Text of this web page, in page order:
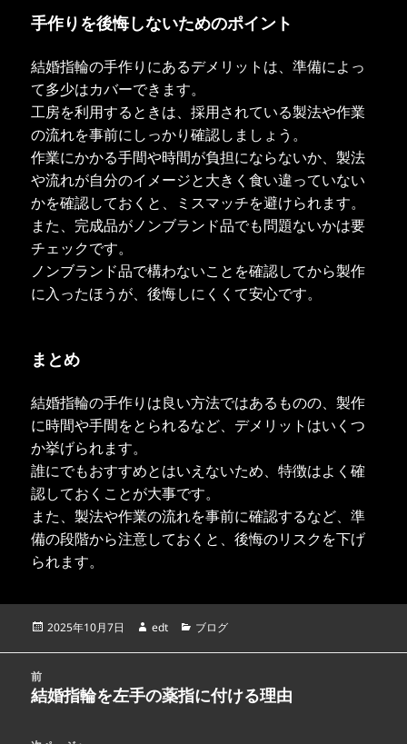
手作りを後悔しないためのポイント
結婚指輪の手作りにあるデメリットは、準備によっ
て多少はカバーできます。
工房を利用するときは、採用されている製法や作業
の流れを事前にしっかり確認しましょう。
作業にかかる手間や時間が負担にならないか、製法
や流れが自分のイメージと大きく食い違っていない
かを確認しておくと、ミスマッチを避けられます。
また、完成品がノンブランド品でも問題ないかは要
チェックです。
ノンブランド品で構わないことを確認してから製作
に入ったほうが、後悔しにくくて安心です。
まとめ
結婚指輪の手作りは良い方法ではあるものの、製作
に時間や手間をとられるなど、デメリットはいくつ
か挙げられます。
誰にでもおすすめとはいえないため、特徴はよく確
認しておくことが大事です。
また、製法や作業の流れを事前に確認するなど、準
備の段階から注意しておくと、後悔のリスクを下げ
られます。
投
2025年10月7日
作
edt
カ
ー
ブログ
前
前
投
結婚指輪を左手の薬指に付ける理由